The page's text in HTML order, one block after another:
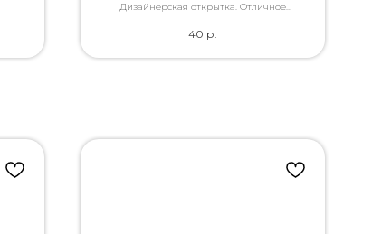
Дизайнерская открытка. Отличное
Вы так хотели сказать.
40 р.